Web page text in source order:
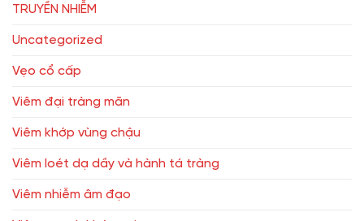
TRUYỀN NHIỄM
Uncategorized
Vẹo cổ cấp
Viêm đại tràng mãn
Viêm khớp vùng chậu
Viêm loét dạ dầy và hành tá tràng
Viêm nhiễm âm đạo